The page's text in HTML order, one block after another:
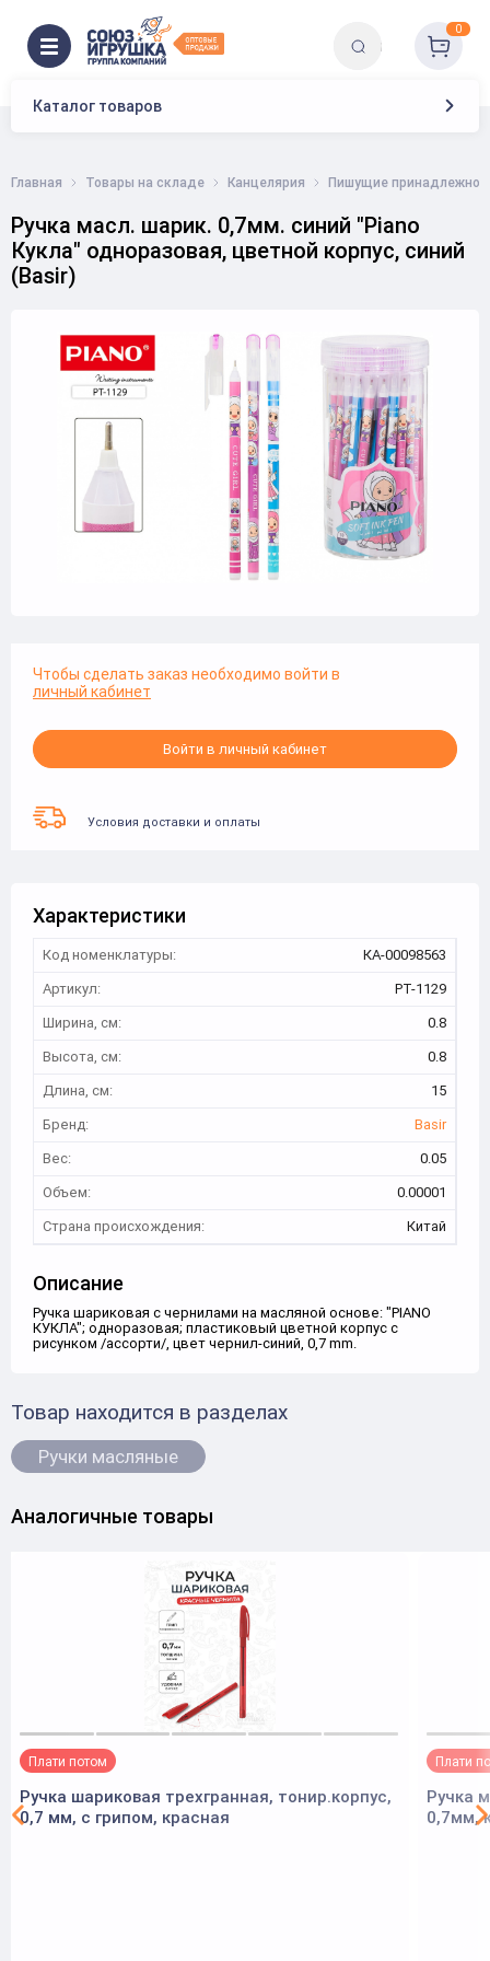
Каталог товаров
0
Главная Товары на складе Канцелярия Пишущие
Ручка масл. шарик. 0,7мм. синий "Piano
Кукла" одноразовая, цветной корпус, синий
(Basir)
Чтобы сделать заказ необходимо войти в
личный кабинет
Войти в личный кабинет
Условия доставки и оплаты
Характеристики
Код номенклатуры:
КА-00098563
Артикул:
PT-1129
Ширина, см:
0.8
Высота, см:
0.8
Длина, см:
15
Бренд:
Basir
Вес:
0.05
Объем:
0.00001
Страна происхождения:
Китай
Описание
Ручка шариковая с чернилами на масляной основе: "PIANO
КУКЛА"; одноразовая; пластиковый цветной корпус с
рисунком /ассорти/, цвет чернил-синий, 0,7 mm.
Товар находится в разделах
Ручки масляные
Аналогичные товары
Плати потом
Ручка шариковая трехгранная, тонир.корпус,
0,7 мм, с грипом, красная
Плати
Ручка
0,7мм,